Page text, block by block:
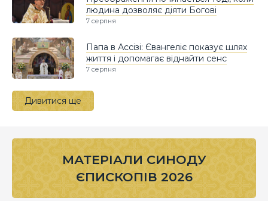
людина дозволяє діяти Богові
7 серпня
Папа в Ассізі: Євангеліє показує шлях
життя і допомагає віднайти сенс
7 серпня
Дивитися ще
МАТЕРІАЛИ СИНОДУ
ЄПИСКОПІВ 2026